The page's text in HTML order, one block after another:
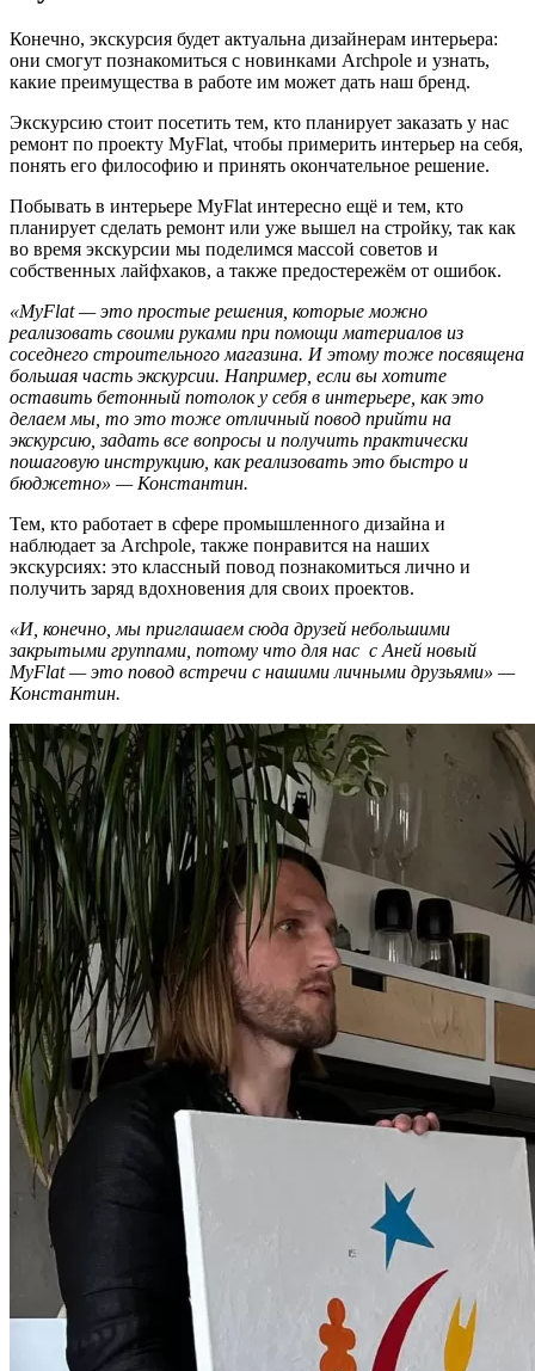
Конечно, экскурсия будет актуальна дизайнерам интерьера:
они смогут познакомиться с новинками Archpole и узнать,
какие преимущества в работе им может дать наш бренд.
Экскурсию стоит посетить тем, кто планирует заказать у нас
ремонт по проекту MyFlat, чтобы примерить интерьер на себя,
понять его философию и принять окончательное решение.
Побывать в интерьере MyFlat интересно ещё и тем, кто
планирует сделать ремонт или уже вышел на стройку, так как
во время экскурсии мы поделимся массой советов и
собственных лайфхаков, а также предостережём от ошибок.
«MyFlat — это простые решения, которые можно
реализовать своими руками при помощи материалов из
соседнего строительного магазина. И этому тоже посвящена
большая часть экскурсии. Например, если вы хотите
оставить бетонный потолок у себя в интерьере, как это
делаем мы, то это тоже отличный повод прийти на
экскурсию, задать все вопросы и получить практически
пошаговую инструкцию, как реализовать это быстро и
бюджетно» — Константин.
Тем, кто работает в сфере промышленного дизайна и
наблюдает за Archpole, также понравится на наших
экскурсиях: это классный повод познакомиться лично и
получить заряд вдохновения для своих проектов.
«И, конечно, мы приглашаем сюда друзей небольшими
закрытыми группами, потому что для нас с Аней новый
MyFlat — это повод встречи с нашими личными друзьями» —
Константин.